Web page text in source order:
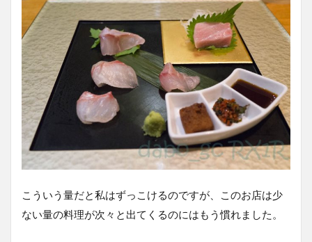
こういう量だと私はずっこけるのですが、このお店は少
ない量の料理が次々と出てくるのにはもう慣れました。